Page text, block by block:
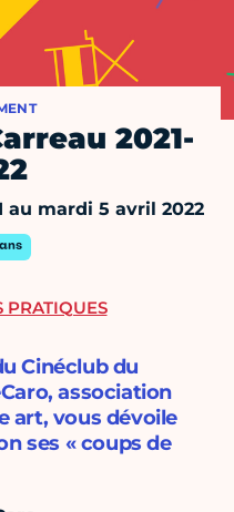
2021-
au mardi 5 avril 2022
Cinéclub du
association
art, vous dévoile
ses « coups de
PRATIQUES